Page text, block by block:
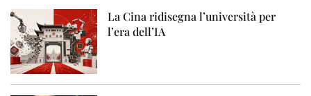
La Cina ridisegna l’università per
l’era dell’IA